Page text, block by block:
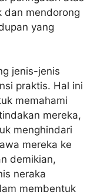
dan mendorong
yang
jenis-jenis
praktis. Hal ini
memahami
mereka,
menghindari
mereka ke
demikian,
neraka
membentuk